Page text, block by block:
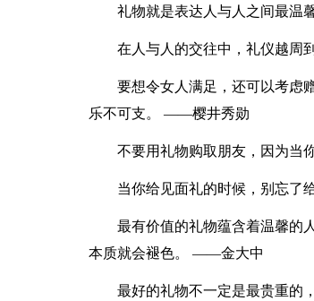
礼物就是表达人与人之间最
在人与人的交往中，礼仪越
要想令女人满足，还可以考虑
乐不可支。 ——樱井秀勋
不要用礼物购取朋友，因为
当你给见面礼的时候，别忘
最有价值的礼物蕴含着温馨的
本质就会褪色。 ——金大中
最好的礼物不一定是最贵重